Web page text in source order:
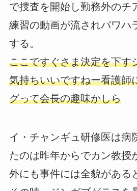
で捜査を開始し勤務外のチ
練習の動画が流されパワハ
する。
ここですぐさま決定を下す
気持ちいいですねー看護師
グって会長の趣味かしら
イ・チャンギュ研修医は病
たのは昨年からでカン教授
外にも事件には全貌がある